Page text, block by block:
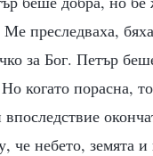
преследваха,
за Бог. Петър
когато порасна,
че небето, земята